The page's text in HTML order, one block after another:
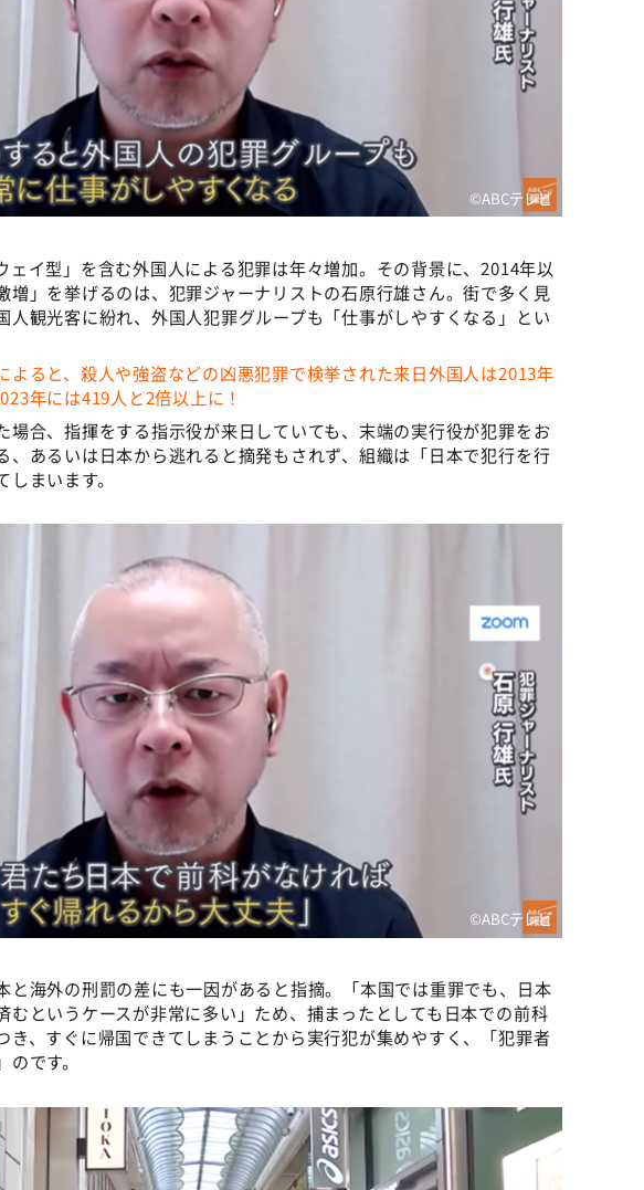
©ABCテレビ
ェイ型」を含む外国人による犯罪は年々増加。その背景に、2014年以
増」を挙げるのは、犯罪ジャーナリストの石原行雄さん。街で多く見
人観光客に紛れ、外国人犯罪グループも「仕事がしやすくなる」とい
よると、殺人や強盗などの凶悪犯罪で検挙された来日外国人は2013年
年には419人と2倍以上に！
場合、指揮をする指示役が来日していても、末端の実行役が犯罪をお
、あるいは日本から逃れると摘発もされず、組織は「日本で犯行を行
まいます。
©ABCテレビ
と海外の刑罰の差にも一因があると指摘。「本国では重罪でも、日本
むというケースが非常に多い」ため、捕まったとしても日本での前科
き、すぐに帰国できてしまうことから実行犯が集めやすく、「犯罪者
です。